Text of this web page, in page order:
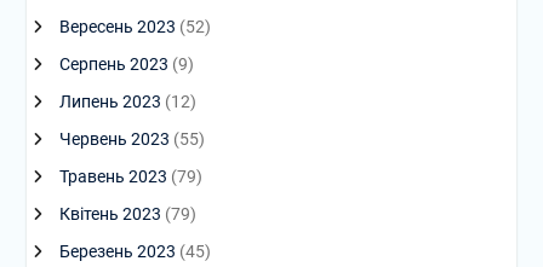
Вересень 2023 (52)
Серпень 2023 (9)
Липень 2023 (12)
Червень 2023 (55)
Травень 2023 (79)
Квітень 2023 (79)
Березень 2023 (45)